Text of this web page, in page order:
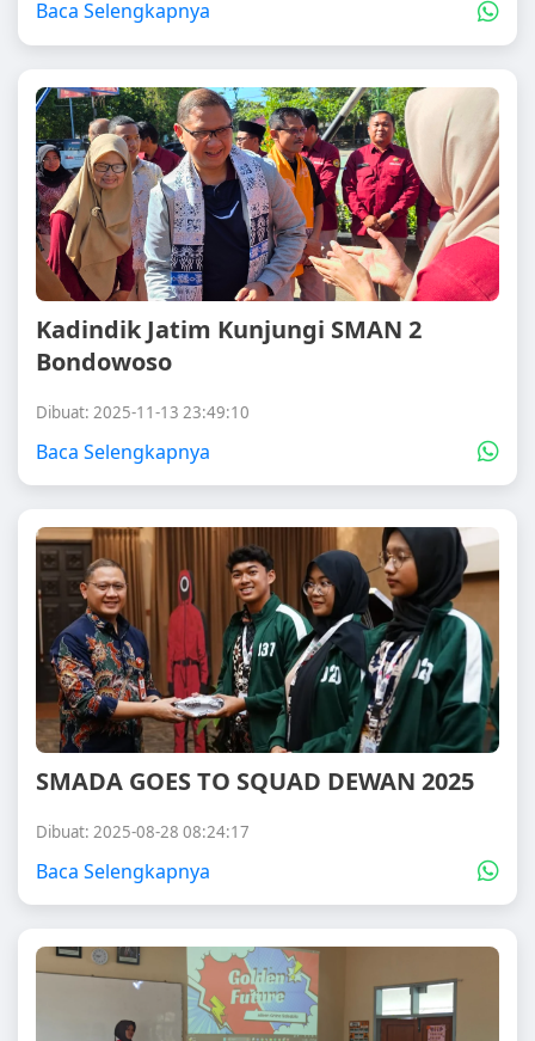
Baca Selengkapnya
Kadindik Jatim Kunjungi SMAN 2
Bondowoso
Dibuat: 2025-11-13 23:49:10
Baca Selengkapnya
SMADA GOES TO SQUAD DEWAN 2025
Dibuat: 2025-08-28 08:24:17
Baca Selengkapnya